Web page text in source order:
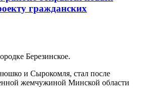
гражданских
Березинское.